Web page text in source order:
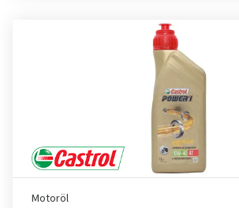
Motoröl